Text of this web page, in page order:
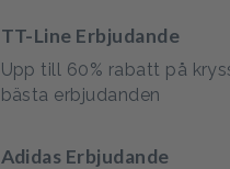
TT-Line Erbjudande
Upp till 60% rabatt på
bästa erbjudanden
Adidas Erbjudande